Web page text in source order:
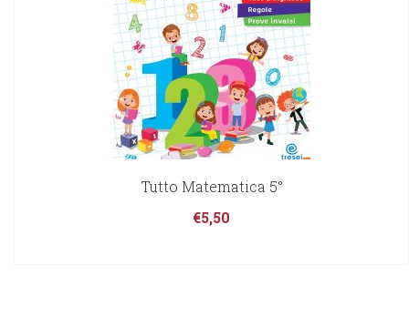
Tutto Matematica 5°
€5,50